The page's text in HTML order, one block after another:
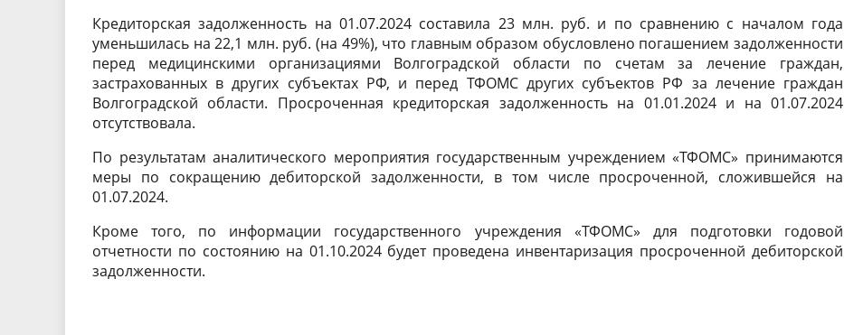
Кредиторская задолженность на 01.07.2024 составила 23 млн. руб. и по сравнению с началом года
уменьшилась на 22,1 млн. руб. (на 49%), что главным образом обусловлено погашением задолженности
перед медицинскими организациями Волгоградской области по счетам за лечение граждан,
застрахованных в других субъектах РФ, и перед ТФОМС других субъектов РФ за лечение граждан
Волгоградской области. Просроченная кредиторская задолженность на 01.01.2024 и на 01.07.2024
отсутствовала.
По результатам аналитического мероприятия государственным учреждением «ТФОМС» принимаются
меры по сокращению дебиторской задолженности, в том числе просроченной, сложившейся на
01.07.2024.
Кроме того, по информации государственного учреждения «ТФОМС» для подготовки годовой
отчетности по состоянию на 01.10.2024 будет проведена инвентаризация просроченной дебиторской
задолженности.